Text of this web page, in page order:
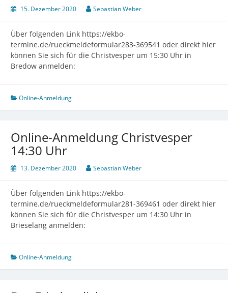
15. Dezember 2020 Sebastian Weber
Über folgenden Link https://ekbo-
termine.de/rueckmeldeformular283-369541 oder direkt hier
können Sie sich für die Christvesper um 15:30 Uhr in
Bredow anmelden:
Online-Anmeldung
Online-Anmeldung Christvesper
14:30 Uhr
13. Dezember 2020 Sebastian Weber
Über folgenden Link https://ekbo-
termine.de/rueckmeldeformular281-369461 oder direkt hier
können Sie sich für die Christvesper um 14:30 Uhr in
Brieselang anmelden:
Online-Anmeldung